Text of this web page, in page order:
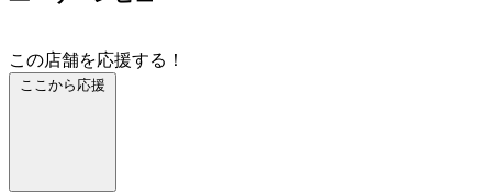
この店舗を応援する！
ここから応援